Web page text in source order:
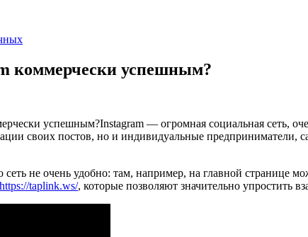
коммерчески успешным?
Instagram — огромная социальная сеть,
своих постов, но и индивидуальные предприниматели,
не очень удобно: там, например, на главной странице
https://taplink.ws/, которые позволяют значительно упростить